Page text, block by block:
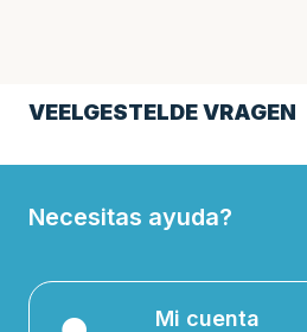
VEELGESTELDE VRAGEN
Necesitas ayuda?
Mi cuenta